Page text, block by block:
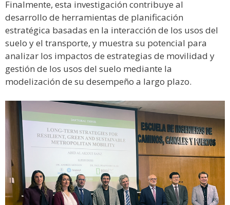
Finalmente, esta investigación contribuye al
desarrollo de herramientas de planificación
estratégica basadas en la interacción de los usos del
suelo y el transporte, y muestra su potencial para
analizar los impactos de estrategias de movilidad y
gestión de los usos del suelo mediante la
modelización de su desempeño a largo plazo.